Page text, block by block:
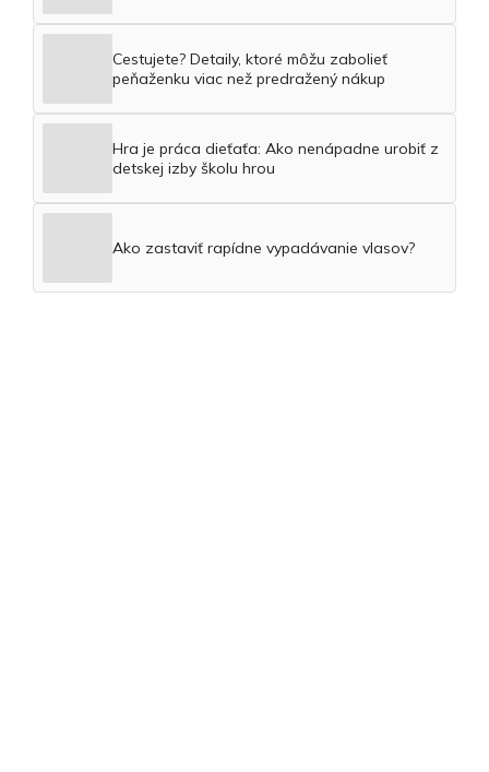
Cestujete? Detaily, ktoré môžu zabolieť
peňaženku viac než predražený nákup
Hra je práca dieťaťa: Ako nenápadne urobiť z
detskej izby školu hrou
Ako zastaviť rapídne vypadávanie vlasov?